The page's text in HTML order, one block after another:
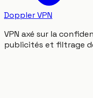
Doppler VPN
VPN axé sur la
publicités et filtrage